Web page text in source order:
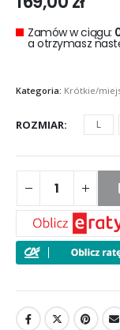
Zamów w ciągu:
a otrzymasz
Kategoria: Krótkie/
ROZMIAR L